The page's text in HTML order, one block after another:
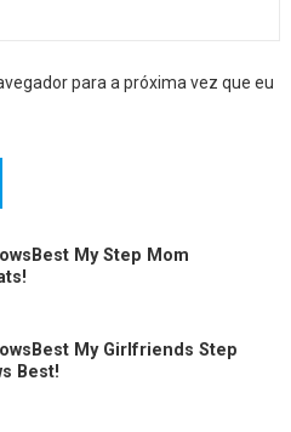
para a próxima vez que eu
My Step Mom
My Girlfriends Step
Best!